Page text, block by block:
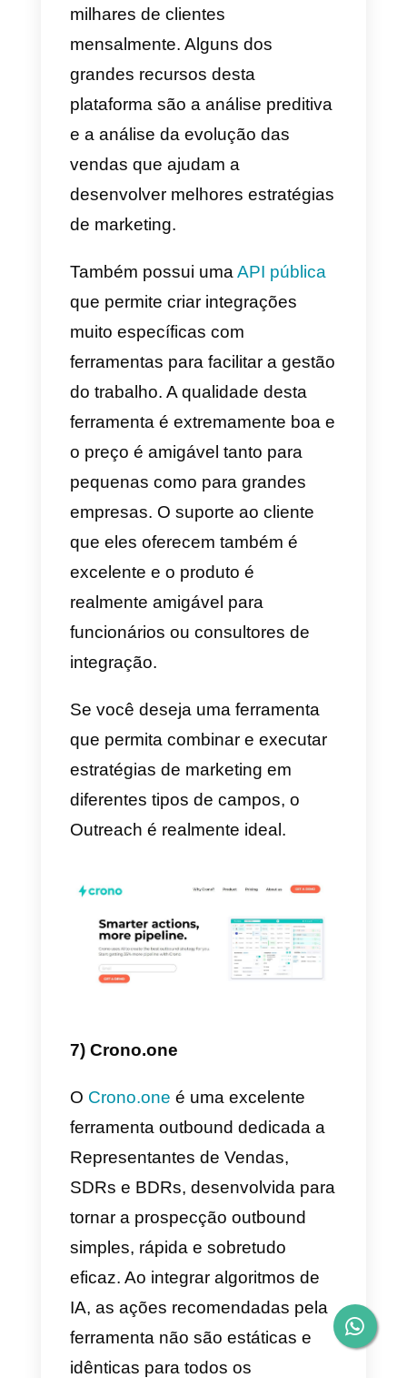
dispostos a ajudar. Por outro
o preço também é amigável, por
isso é uma boa opção para
aquelas empresas que desejam
ter um pedido nos dados.
5) Aircall
Aircall
é uma ferramenta muito
para as equipes de vendas, em
suma, esta aplicação é uma
solução de telefonia e call center
na nuvem. Ela permite fazer e
aplicativo para celulares e
computadores. Isso funciona
muito bem para equipes de
vendas externas especializadas.
precisam de uma plataforma que
permita que eles se comuniquem
facilmente com seus clientes, por
pela nuvem, o Aircall é uma
solução extremamente prática.
Sua facilidade de uso e branding
o tornam realmente ideal para
empresas que não querem
muito tempo ensinando seus
agentes a usar novas
ferramentas e a qualidade das